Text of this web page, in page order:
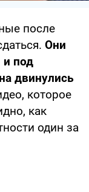
после
Они
под
двинулись
которое
как
один за